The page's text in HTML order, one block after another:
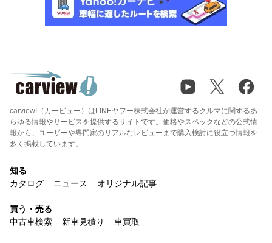
carview!（カービュー）はLINEヤフー株式会社が運営するクルマに関するあ
らゆる情報やサービスを提供するサイトです。価格やスペックなどの公式情
報から、ユーザーや専門家のリアルなレビューまで購入検討に役立つ情報を
多く掲載しています。
知る
カタログ
ニュース オリジナル記事
買う・売る
中古車検索
新車見積り 車買取